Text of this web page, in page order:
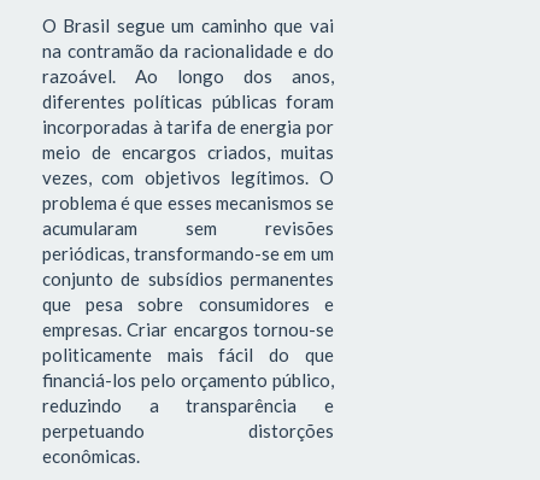
O Brasil segue um caminho que vai
na contramão da racionalidade e do
razoável. Ao longo dos anos,
diferentes políticas públicas foram
incorporadas à tarifa de energia por
meio de encargos criados, muitas
vezes, com objetivos legítimos. O
problema é que esses mecanismos se
acumularam sem revisões
periódicas, transformando-se em um
conjunto de subsídios permanentes
que pesa sobre consumidores e
empresas. Criar encargos tornou-se
politicamente mais fácil do que
financiá-los pelo orçamento público,
reduzindo a transparência e
perpetuando distorções
econômicas.